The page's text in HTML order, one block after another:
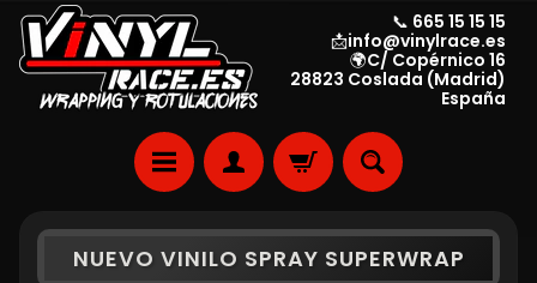
📞 665 15 15 15
📩info@vinylrace.es
🌍C/ Copérnico 16
28823 Coslada (Madrid)
España
NUEVO VINILO SPRAY SUPERWRAP